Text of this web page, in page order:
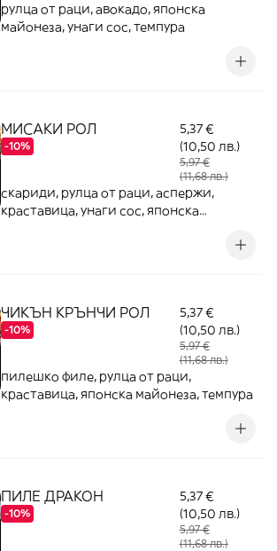
рулца от раци, авокадо, японска
майонеза, унаги сос, темпура
МИСАКИ РОЛ
-10%
5,37 €
(10,50 лв.)
5,97 €
(11,68 лв.)
скариди, рулца от раци, аспержи,
краставица, унаги сос, японска
ЧИКЪН КРЪНЧИ РОЛ
-10%
5,37 €
(10,50 лв.)
5,97 €
(11,68 лв.)
пилешко филе, рулца от раци,
краставица, японска майонеза, темпура
ПИЛЕ ДРАКОН
-10%
5,37 €
(10,50 лв.)
5,97 €
(11,68 лв.)